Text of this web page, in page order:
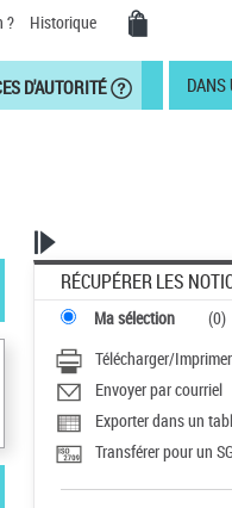
? Historique
D'AUTORITÉ DANS
RÉCUPÉRER LES
Ma sélection (0)
Télécharger/Imprimer
Envoyer par courriel
Exporter dans un
Transférer pour un